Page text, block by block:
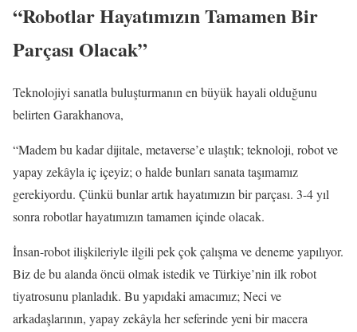
“Robotlar Hayatımızın Tamamen Bir
Parçası Olacak”
Teknolojiyi sanatla buluşturmanın en büyük hayali olduğunu
belirten Garakhanova,
“Madem bu kadar dijitale, metaverse’e ulaştık; teknoloji, robot ve
yapay zekâyla iç içeyiz; o halde bunları sanata taşımamız
gerekiyordu. Çünkü bunlar artık hayatımızın bir parçası. 3-4 yıl
sonra robotlar hayatımızın tamamen içinde olacak.
İnsan-robot ilişkileriyle ilgili pek çok çalışma ve deneme yapılıyor.
Biz de bu alanda öncü olmak istedik ve Türkiye’nin ilk robot
tiyatrosunu planladık. Bu yapıdaki amacımız; Neci ve
arkadaşlarının, yapay zekâyla her seferinde yeni bir macera